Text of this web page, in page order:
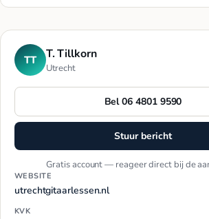
TT T. Tillkorn
Utrecht
Bel 06 4801 9590
Stuur bericht
Gratis account — reageer direct bij de
WEBSITE
utrechtgitaarlessen.nl
KVK